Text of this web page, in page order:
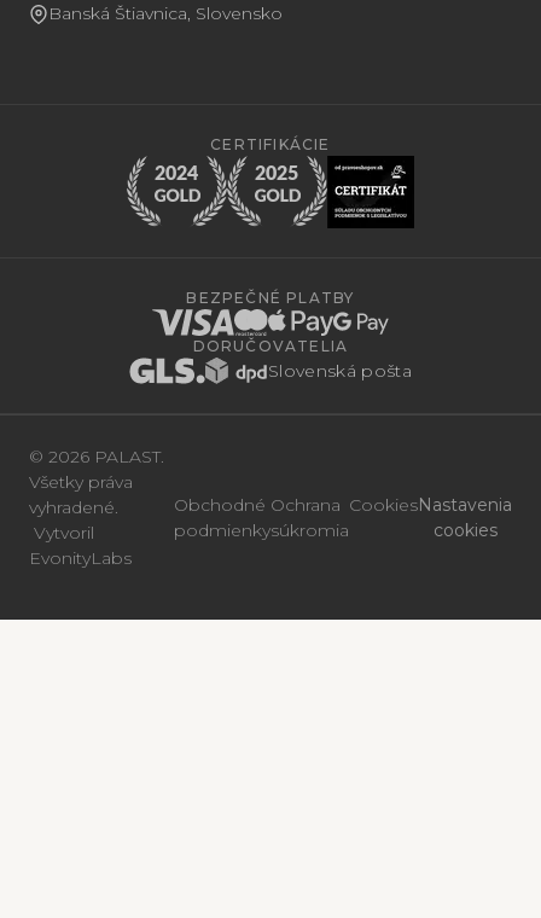
Banská Štiavnica, Slovensko
CERTIFIKÁCIE
BEZPEČNÉ PLATBY
DORUČOVATELIA
Slovenská pošta
© 2026 PALAST.
Všetky práva
vyhradené.
Vytvoril
EvonityLabs
Obchodné
podmienky
Ochrana
súkromia
CookiesNastavenia
cookies